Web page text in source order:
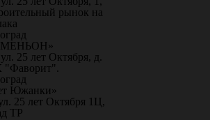
рынок на
25 лет Октября, д.
"Фаворит".
Южанки»
25 лет Октября 1Ц,
ТР